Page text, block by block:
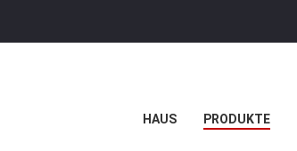
HAUS PRODUKTE